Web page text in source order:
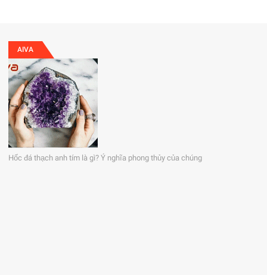
AIVA
Hốc đá thạch anh tím là gì? Ý nghĩa phong thủy của chúng